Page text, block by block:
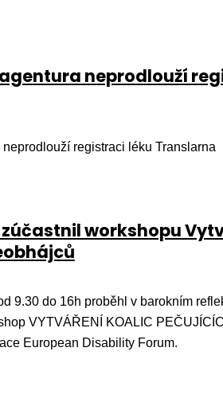
neprodlouží
registraci léku Translarna
zúčastnil workshopu
9.30 do 16h proběhl v barokním
VYTVÁŘENÍ KOALIC
European Disability Forum.